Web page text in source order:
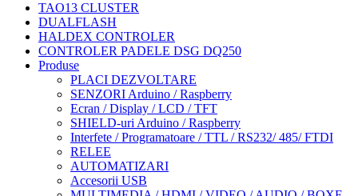
TAO13 CLUSTER
DUALFLASH
HALDEX CONTROLER
CONTROLER PADELE DSG DQ250
Produse
PLACI DEZVOLTARE
SENZORI Arduino / Raspberry
Ecran / Display / LCD / TFT
SHIELD-uri Arduino / Raspberry
Interfete / Programatoare / TTL / RS232/ 485/ FTDI
RELEE
AUTOMATIZARI
Accesorii USB